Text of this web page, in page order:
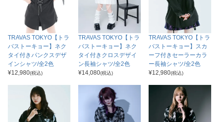
TRAVAS TOKYO【トラ
バストーキョー】ネク
タイ付きパンクスデザ
インシャツ/全2色
¥12,980(税込)
TRAVAS TOKYO【トラ
バストーキョー】ネク
タイ付きクロスデザイ
ン長袖シャツ/全2色
¥14,080(税込)
TRAVAS TOKYO【トラ
バストーキョー】スカ
ーフ付きセーラーカラ
ー長袖シャツ/全2色
¥12,980(税込)